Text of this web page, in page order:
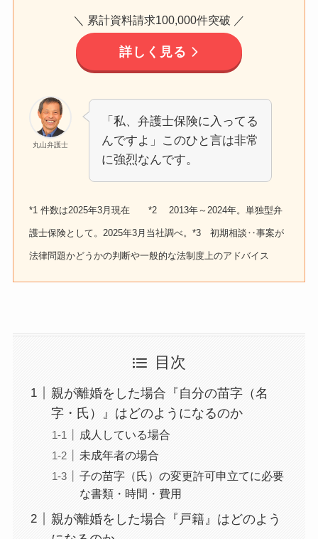
＼ 累計資料請求100,000件突破 ／
詳しく見る
丸山弁護士
「私、弁護士保険に入ってる
んですよ」このひと言は非常
に強烈なんです。
*1 件数は2025年3月現在 *2 2013年～2024年。単独型弁
護士保険として。2025年3月当社調べ。*3 初期相談‥事案が
法律問題かどうかの判断や一般的な法制度上のアドバイス
目次
親が離婚をした場合『自分の苗字（名
字・氏）』はどのようになるのか
成人している場合
未成年者の場合
子の苗字（氏）の変更許可申立てに必要
な書類・時間・費用
親が離婚をした場合『戸籍』はどのよう